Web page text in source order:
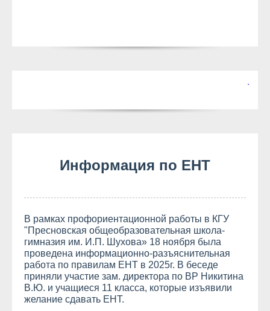
Текст для бег..
Информация по ЕНТ
В рамках профориентационной работы в КГУ
"Пресновская общеобразовательная школа-
гимназия им. И.П. Шухова» 18 ноября была
проведена информационно-разъяснительная
работа по правилам ЕНТ в 2025г. В беседе
приняли участие зам. директора по ВР Никитина
В.Ю. и учащиеся 11 класса, которые изъявили
желание сдавать ЕНТ.